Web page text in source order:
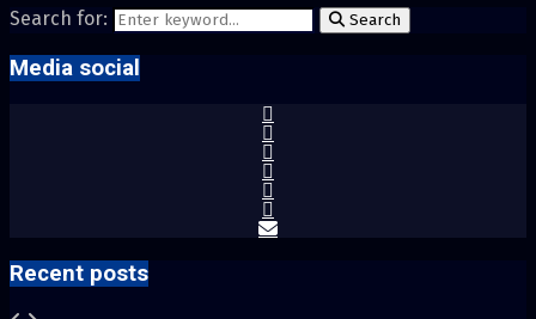
Search for: Search
Media social
Recent posts